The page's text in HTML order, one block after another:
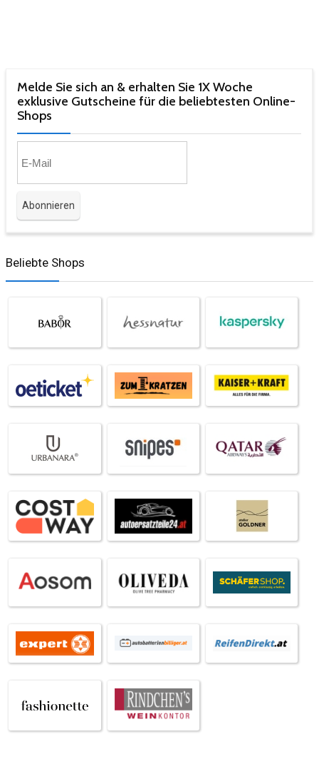
Melde Sie sich an & erhalten Sie 1X Woche
exklusive Gutscheine für die beliebtesten Online-
Shops​
Beliebte Shops